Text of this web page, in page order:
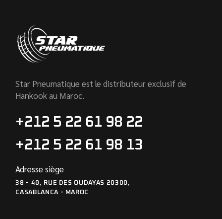
Star Pneumatique est le distributeur exclusif de
Hankook au Maroc.
+212 5 22 61 98 22
+212 5 22 61 98 13
Adresse siège
38 - 40, RUE DES OUDAYAS 20300,
CASABLANCA - MAROC